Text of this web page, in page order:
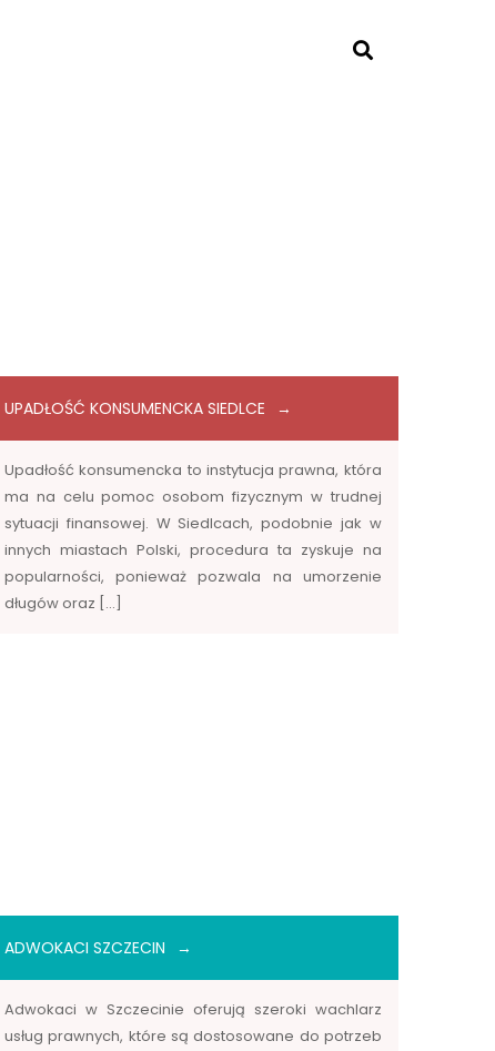
UPADŁOŚĆ KONSUMENCKA SIEDLCE
Upadłość konsumencka to instytucja prawna, która
ma na celu pomoc osobom fizycznym w trudnej
sytuacji finansowej. W Siedlcach, podobnie jak w
innych miastach Polski, procedura ta zyskuje na
popularności, ponieważ pozwala na umorzenie
długów oraz […]
ADWOKACI SZCZECIN
Adwokaci w Szczecinie oferują szeroki wachlarz
usług prawnych, które są dostosowane do potrzeb